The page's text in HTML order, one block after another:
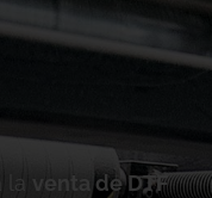
la
venta de DTF